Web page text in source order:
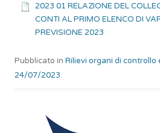
2023 01 RELAZIONE DEL
CONTI AL PRIMO ELENCO DI
PREVISIONE 2023
Pubblicato in Rilievi organi di controllo
24/07/2023.